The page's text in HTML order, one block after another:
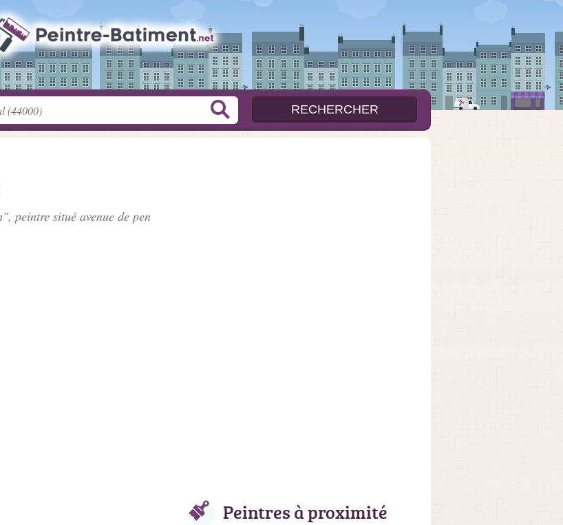
peintre situé avenue de pen
Peintres à proximité